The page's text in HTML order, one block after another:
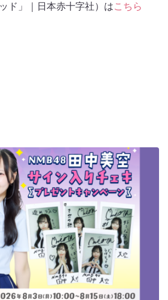
ド」｜日本赤十字社）はこちら